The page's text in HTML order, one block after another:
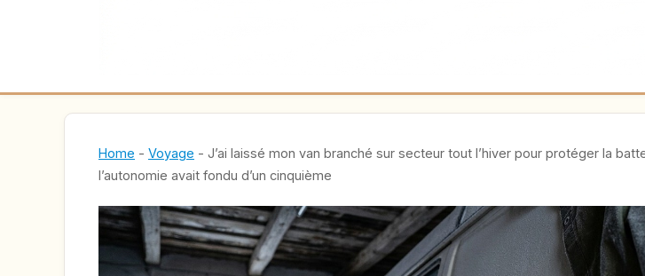
Home - Voyage - J’ai laissé mon van branché sur secteur tout l’hiver pour protéger la
l’autonomie avait fondu d’un cinquième